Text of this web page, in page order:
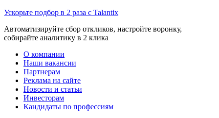
Ускорьте подбор в 2 раза с Talantix
Автоматизируйте сбор откликов, настройте воронку,
собирайте аналитику в 2 клика
О компании
Наши вакансии
Партнерам
Реклама на сайте
Новости и статьи
Инвесторам
Кандидаты по профессиям